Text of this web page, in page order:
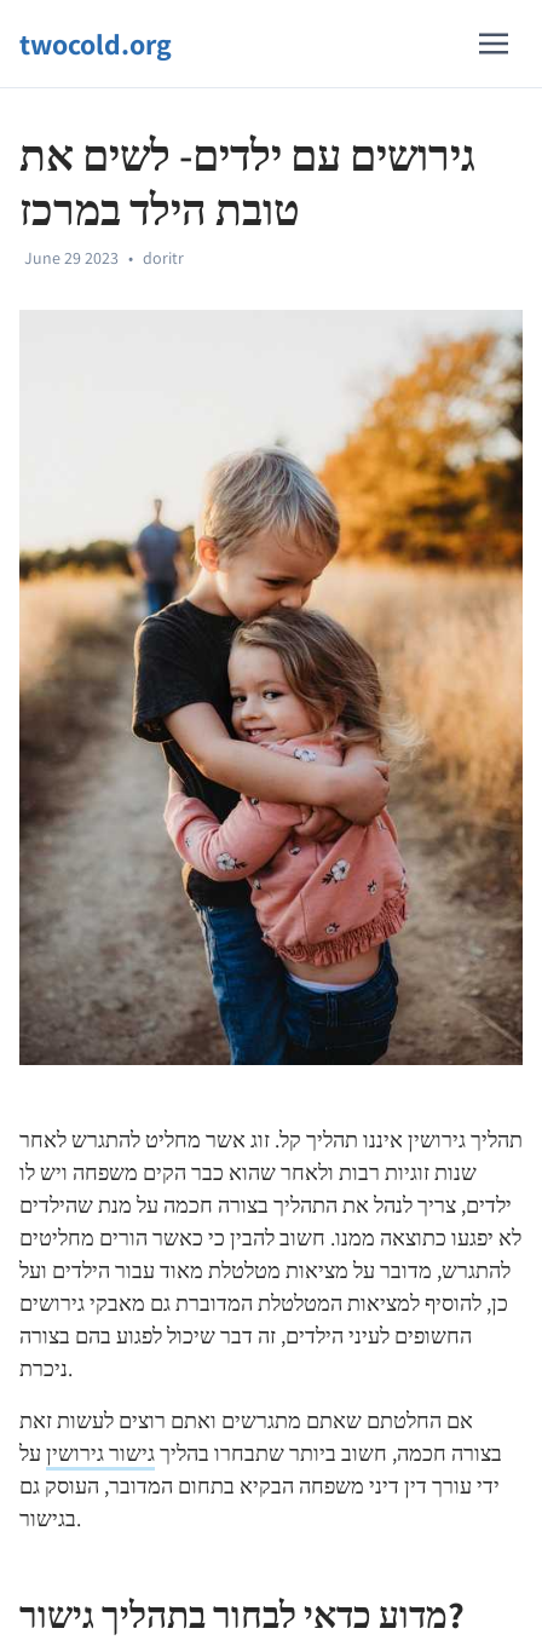
twocold.org
גירושים עם ילדים- לשים את
טובת הילד במרכז
June 29 2023 • doritr
תהליך גירושין איננו תהליך קל. זוג אשר מחליט להתגרש לאחר
שנות זוגיות רבות ולאחר שהוא כבר הקים משפחה ויש לו
ילדים, צריך לנהל את התהליך בצורה חכמה על מנת שהילדים
לא יפגעו כתוצאה ממנו. חשוב להבין כי כאשר הורים מחליטים
להתגרש, מדובר על מציאות מטלטלת מאוד עבור הילדים ועל
כן, להוסיף למציאות המטלטלת המדוברת גם מאבקי גירושים
החשופים לעיני הילדים, זה דבר שיכול לפגוע בהם בצורה
ניכרת.
אם החלטתם שאתם מתגרשים ואתם רוצים לעשות זאת
בצורה חכמה, חשוב ביותר שתבחרו בהליךגישור גירושין על
ידי עורך דין דיני משפחה הבקיא בתחום המדובר, העוסק גם
בגישור.
מדוע כדאי לבחור בתהליך גישור?